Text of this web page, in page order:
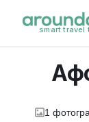
smart travel
1